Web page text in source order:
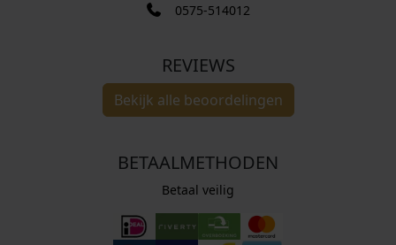
0575-514012
REVIEWS
Bekijk alle beoordelingen
BETAALMETHODEN
Betaal veilig